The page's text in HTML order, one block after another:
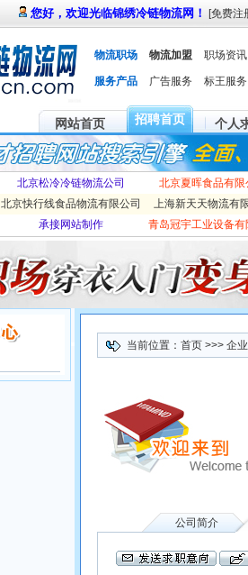
您好，欢迎光临锦绣冷链物流网！ [免费注
物流职场 物流加盟 职场资讯
服务产品 广告服务 标王服务
网站首页 招聘首页 个人
北京松冷冷链物流公司
北京夏晖食品有限
北京快行线食品物流有限公司
上海新天天物流有
承接网站制作 青岛冠宇工业设备有
当前位置： 首页>>> 企
公司简介